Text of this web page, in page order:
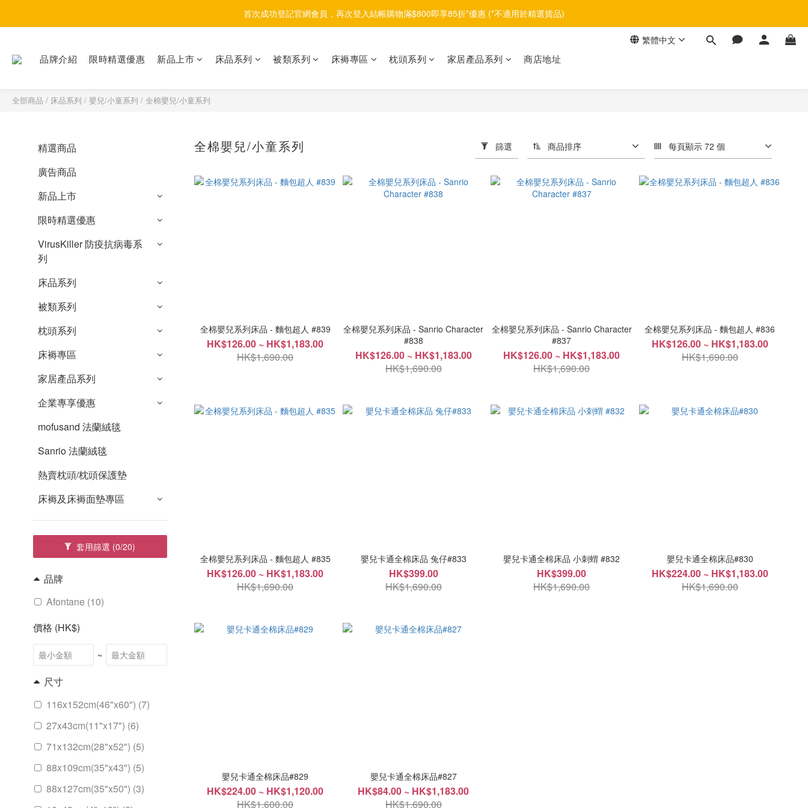
首次成功登記官網會員，再次登入結帳購物滿$800即享85折*優惠 (*不適用於精選貨品)
繁體中文
品牌介紹 限時精選優惠 新品上市 床品系列 被類系列 床褥專區 枕頭系列 家居產品系列 商店地址
全部商品 / 床品系列 / 嬰兒/小童系列 / 全棉嬰兒/小童系列
精選商品
廣告商品
新品上市
限時精選優惠
VirusKiller 防疫抗病毒系
列
床品系列
被類系列
枕頭系列
床褥專區
家居產品系列
企業專享優惠
mofusand 法蘭絨毯
Sanrio 法蘭絨毯
熱賣枕頭/枕頭保護墊
床褥及床褥面墊專區
套用篩選 (0/20)
品牌
Afontane (10)
價格 (HK$)
~
尺寸
116x152cm(46"x60") (7)
27x43cm(11"x17") (6)
71x132cm(28"x52") (5)
88x109cm(35"x43") (5)
88x127cm(35"x50") (3)
全棉嬰兒/小童系列 篩選 商品排序 每頁顯示 72 個
全棉嬰兒系列床品 - 麵包超人 #839
HK$126.00 ~ HK$1,183.00
HK$1,690.00
全棉嬰兒系列床品 - Sanrio Character
#838
HK$126.00 ~ HK$1,183.00
HK$1,690.00
全棉嬰兒系列床品 - Sanrio Character
#837
HK$126.00 ~ HK$1,183.00
HK$1,690.00
全棉嬰兒系列床品 - 麵包超人 #836
HK$126.00 ~ HK$1,183.00
HK$1,690.00
全棉嬰兒系列床品 - 麵包超人 #835
HK$126.00 ~ HK$1,183.00
HK$1,690.00
嬰兒卡通全棉床品 兔仔#833
HK$399.00
HK$1,690.00
嬰兒卡通全棉床品 小刺蝟 #832
HK$399.00
HK$1,690.00
嬰兒卡通全棉床品#830
HK$224.00 ~ HK$1,183.00
HK$1,690.00
嬰兒卡通全棉床品#829
HK$224.00 ~ HK$1,120.00
HK$1,600.00
嬰兒卡通全棉床品#827
HK$84.00 ~ HK$1,183.00
HK$1,690.00